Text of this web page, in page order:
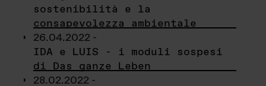
sostenibilità e la
consapevolezza ambientale
26.04.2022 -
IDA e LUIS - i moduli sospesi
di Das ganze Leben
28.02.2022 -